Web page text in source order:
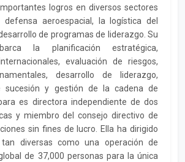
logros en diversos sectores
aeroespacial, la logística del
de programas de liderazgo. Su
la planificación estratégica,
evaluación de riesgos,
desarrollo de liderazgo,
sucesión y gestión de la cadena de
es directora independiente de dos
y miembro del consejo directivo de
sin fines de lucro. Ella ha dirigido
tan diversas como una operación de
de 37,000 personas para la única